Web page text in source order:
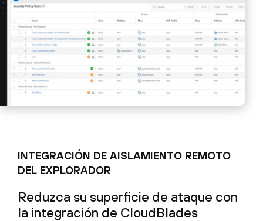
INTEGRACIÓN DE AISLAMIENTO REMOTO
DEL EXPLORADOR
Reduzca su superficie de ataque con
la integración de CloudBlades